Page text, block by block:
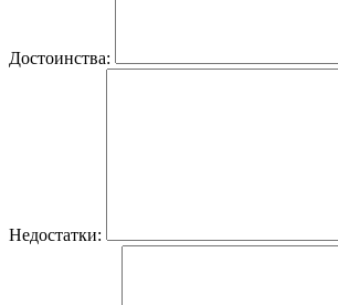
Достоинства:
Недостатки: